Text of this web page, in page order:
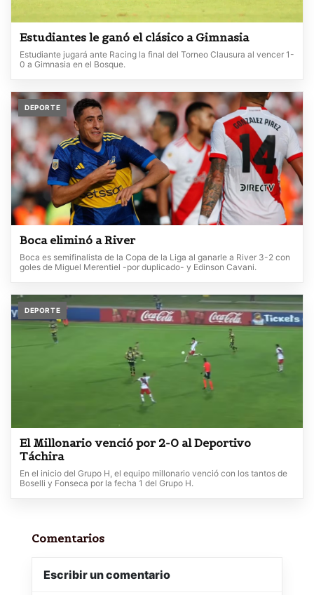
Estudiantes le ganó el clásico a Gimnasia
Estudiante jugará ante Racing la final del Torneo Clausura al vencer 1-
0 a Gimnasia en el Bosque.
DEPORTE
Boca eliminó a River
Boca es semifinalista de la Copa de la Liga al ganarle a River 3-2 con
goles de Miguel Merentiel -por duplicado- y Edinson Cavani.
DEPORTE
El Millonario venció por 2-0 al Deportivo
Táchira
En el inicio del Grupo H, el equipo millonario venció con los tantos de
Boselli y Fonseca por la fecha 1 del Grupo H.
Comentarios
Escribir un comentario